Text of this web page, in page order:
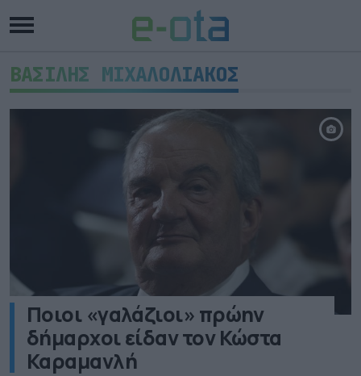
ΒΑΣΙΛΗΣ ΜΙΧΑΛΟΛΙΑΚΟΣ
Ποιοι «γαλάζιοι» πρώην
δήμαρχοι είδαν τον Κώστα
Καραμανλή